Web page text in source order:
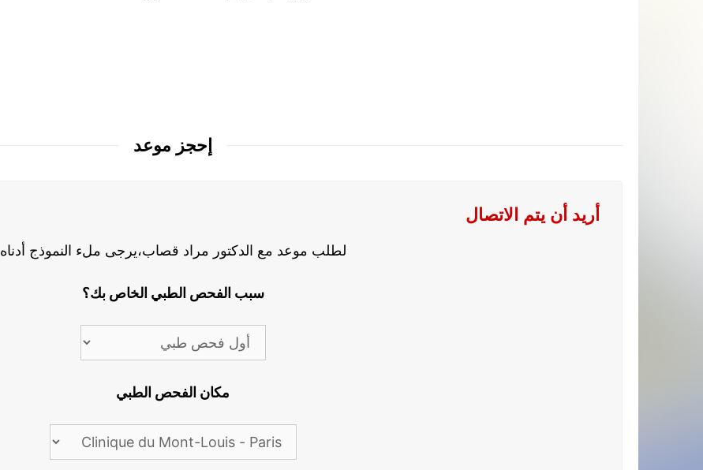
إحجز موعد
أريد أن يتم الاتصال
لطلب موعد مع الدكتور مراد قصاب،يرجى ملء النموذج أدناه
سبب الفحص الطبي الخاص بك؟
مكان الفحص الطبي